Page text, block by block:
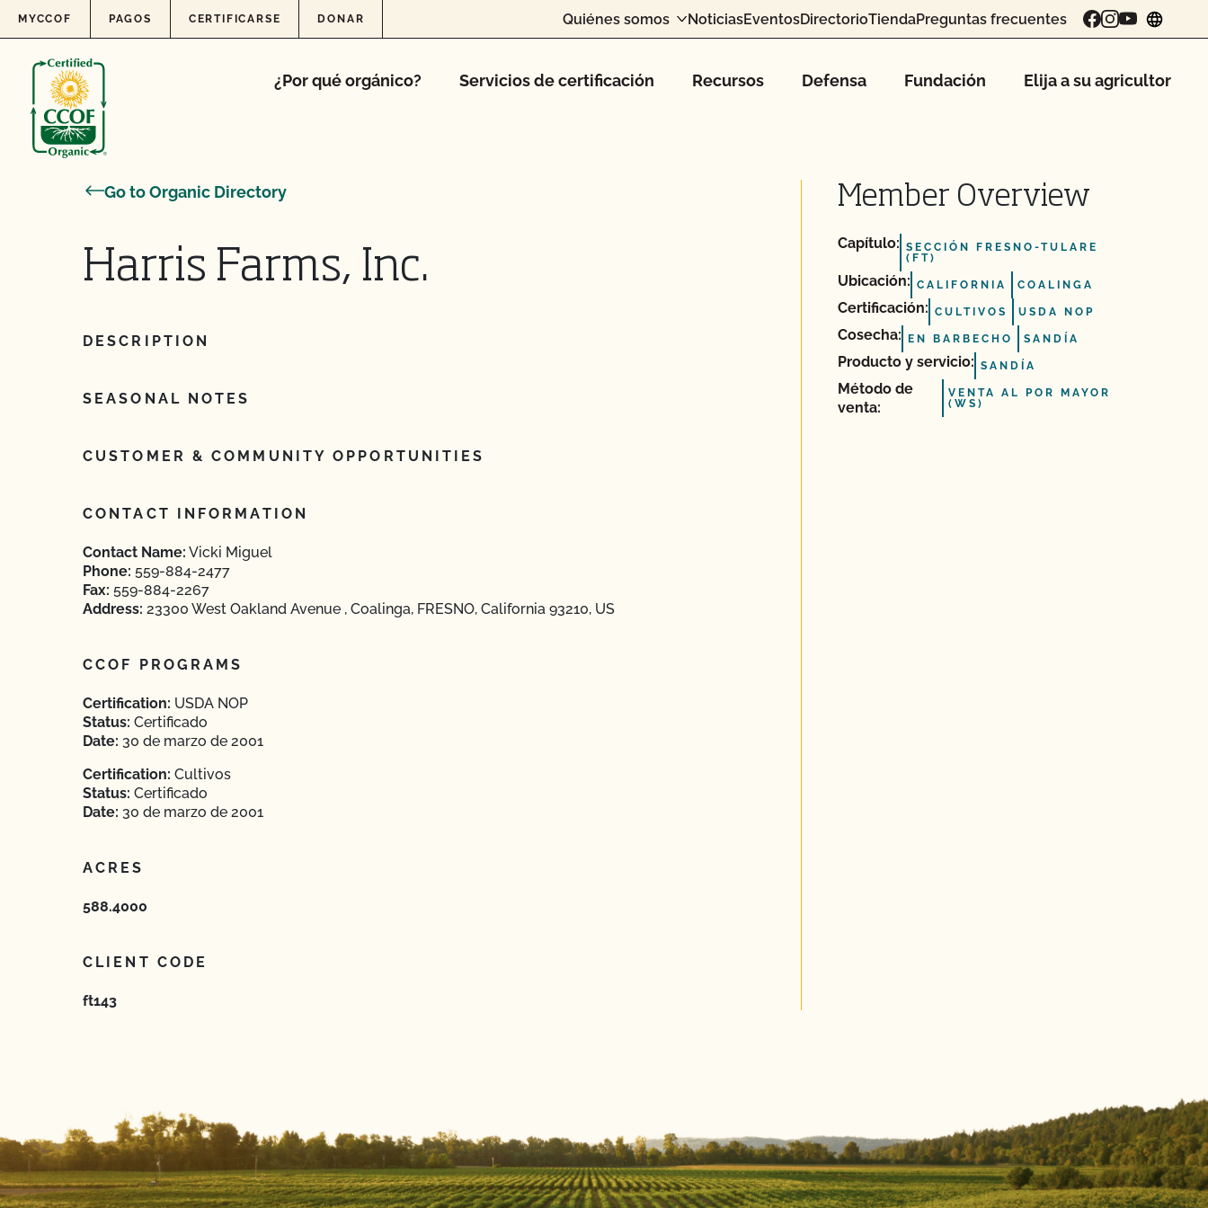
Skip to content
MYCCOF PAGOS CERTIFICARSE DONAR Quiénes somos NoticiasEventosDirectorioTiendaPreguntas frecuentes
¿Por qué orgánico? Servicios de certificación Recursos Defensa Fundación Elija a su agricultor
Go to Organic Directory
Harris Farms, Inc.
DESCRIPTION
SEASONAL NOTES
CUSTOMER & COMMUNITY OPPORTUNITIES
CONTACT INFORMATION
Contact Name: Vicki Miguel
Phone: 559-884-2477
Fax: 559-884-2267
Address: 23300 West Oakland Avenue , Coalinga, FRESNO, California 93210, US
CCOF PROGRAMS
Certification: USDA NOP
Status: Certificado
Date: 30 de marzo de 2001
Certification: Cultivos
Status: Certificado
Date: 30 de marzo de 2001
ACRES
588.4000
CLIENT CODE
ft143
Member Overview
Capítulo: SECCIÓN FRESNO-TULARE
(FT)
Ubicación: CALIFORNIA COALINGA
Certificación: CULTIVOS USDA NOP
Cosecha: EN BARBECHO SANDÍA
Producto y servicio: SANDÍA
Método de
venta:
VENTA AL POR MAYOR
(WS)